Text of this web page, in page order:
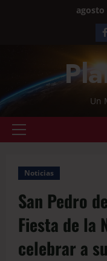
agosto
Un
Noticias
San Pedro
Fiesta de la
celebrar a